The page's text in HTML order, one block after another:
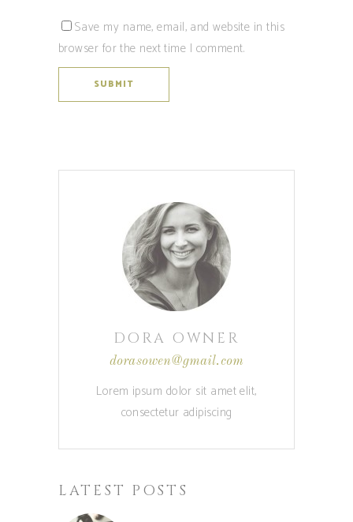
Save my name, email, and website in this
browser for the next time I comment.
DORA OWNER
dorasowen@gmail.com
Lorem ipsum dolor sit amet elit,
consectetur adipiscing
LATEST POSTS